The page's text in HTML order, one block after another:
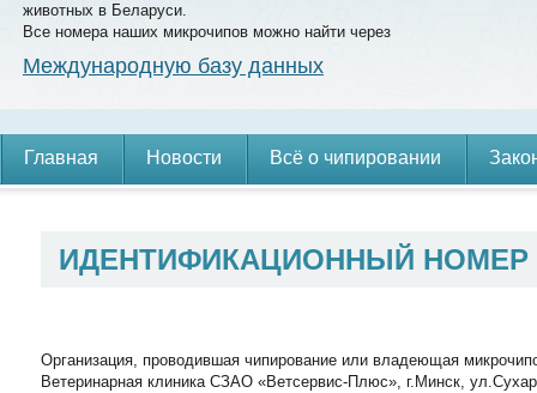
животных в Беларуси.
Все номера наших микрочипов можно найти через
Международную базу данных
Главная Новости Всё о чипировании
ИДЕНТИФИКАЦИОННЫЙ
Организация, проводившая чипирование или владеющая
Ветеринарная клиника СЗАО «Ветсервис-Плюс», г.Минск,